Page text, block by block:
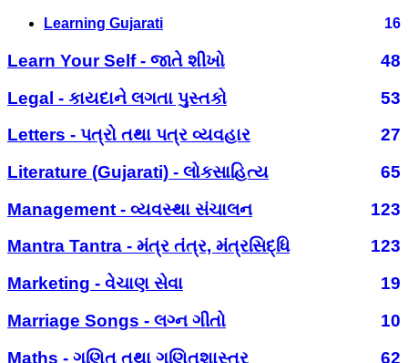
Learning Gujarati 16
Learn Your Self - જાતે શીખો
48
Legal - કાયદાને લગતા પુસ્તકો
53
Letters - પત્રો તથા પત્ર વ્યવહાર
27
Literature (Gujarati) - લોકસાહિત્ય
65
Management - વ્યવસ્થા સંચાલન
123
Mantra Tantra - મંત્ર તંત્ર, મંત્રસિદ્ધિ
123
Marketing - વેચાણ સેવા
19
Marriage Songs - લગ્ન ગીતો
10
Maths - ગણિત તથા ગણિતશાસ્ત્ર
62